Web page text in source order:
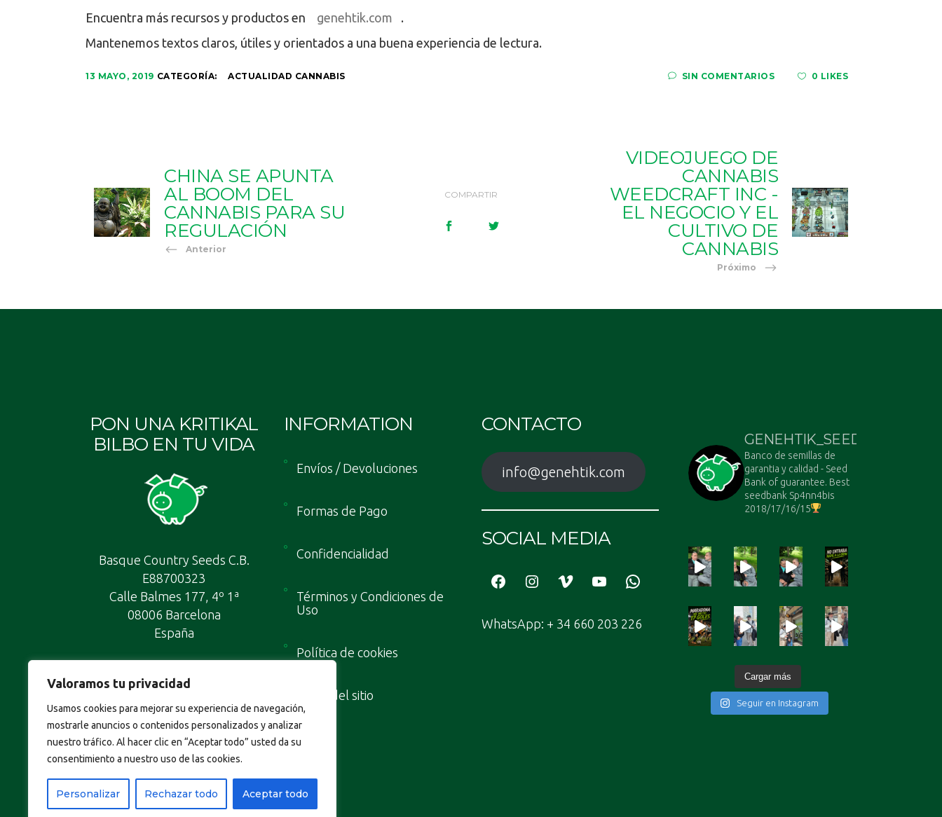
Valoramos tu privacidad
Usamos cookies para mejorar su experiencia de navegación,
mostrarle anuncios o contenidos personalizados y analizar
nuestro tráfico. Al hacer clic en “Aceptar todo” usted da su
consentimiento a nuestro uso de las cookies.
Personalizar Rechazar todo Aceptar todo
Encuentra más recursos y productos en
genehtik.com
.
Mantenemos textos claros, útiles y orientados a una buena experiencia de lectura.
13 MAYO, 2019 CATEGORÍA: ACTUALIDAD CANNABIS SIN COMENTARIOS 0 LIKES
CHINA SE APUNTA
AL BOOM DEL
CANNABIS PARA SU
REGULACIÓN
Anterior
COMPARTIR
VIDEOJUEGO DE
CANNABIS
WEEDCRAFT INC -
EL NEGOCIO Y EL
CULTIVO DE
CANNABIS
Próximo
PON UNA KRITIKAL
BILBO EN TU VIDA
Basque Country Seeds C.B.
E88700323
Calle Balmes 177, 4º 1ª
08006 Barcelona
España
INFORMATION
Envíos / Devoluciones
Formas de Pago
Confidencialidad
Términos y Condiciones de
Uso
Política de cookies
Mapa del sitio
CONTACTO
info@genehtik.com
SOCIAL MEDIA
FacebookInstagram
VimeoYouTubeWhatsApp
WhatsApp: + 34 660 203 226
GENEHTIK_SEEDS
Banco de semillas de
garantia y calidad - Seed
Bank of guarantee. Best
seedbank Sp4nn4bis
2018/17/16/15
Cargar más
Seguir en Instagram